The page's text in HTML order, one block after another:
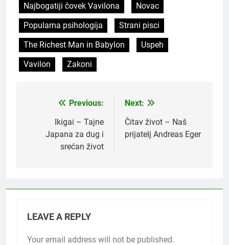
Najbogatiji čovek Vavilona
Novac
Popularna psihologija
Strani pisci
The Richest Man in Babylon
Uspeh
Vavilon
Zakoni
navigation
Previous:
Ikigai – Tajne
Japana za dug i
srećan život
Next:
Čitav život – Naš
prijatelj Andreas Eger
LEAVE A REPLY
Your email address will not be published.